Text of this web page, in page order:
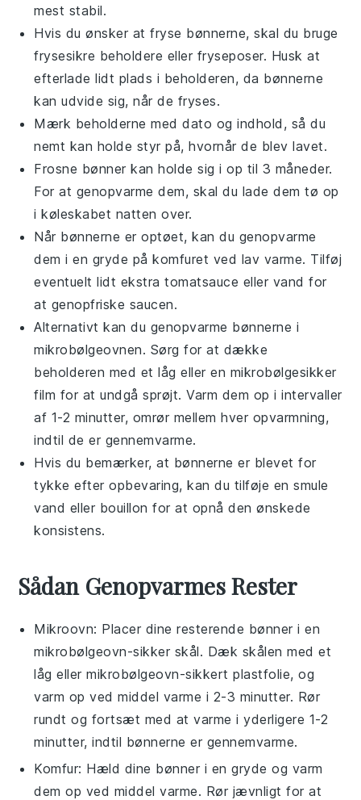
mest stabil.
Hvis du ønsker at fryse bønnerne, skal du bruge
frysesikre beholdere eller fryseposer. Husk at
efterlade lidt plads i beholderen, da bønnerne
kan udvide sig, når de fryses.
Mærk beholderne med dato og indhold, så du
nemt kan holde styr på, hvornår de blev lavet.
Frosne bønner kan holde sig i op til 3 måneder.
For at genopvarme dem, skal du lade dem tø op
i køleskabet natten over.
Når bønnerne er optøet, kan du genopvarme
dem i en gryde på komfuret ved lav varme. Tilføj
eventuelt lidt ekstratomatsauce eller vand for
at genopfriske saucen.
Alternativt kan du genopvarme bønnerne i
mikrobølgeovnen. Sørg for at dække
beholderen med et låg eller en mikrobølgesikker
film for at undgå sprøjt. Varm dem op i intervaller
af 1-2 minutter, omrør mellem hver opvarmning,
indtil de er gennemvarme.
Hvis du bemærker, at bønnerne er blevet for
tykke efter opbevaring, kan du tilføje en smule
vand eller bouillon for at opnå den ønskede
konsistens.
Sådan Genopvarmes Rester
Mikroovn: Placer dine resterende bønner i en
mikrobølgeovn-sikker skål. Dæk skålen med et
låg eller mikrobølgeovn-sikkert plastfolie, og
varm op ved middel varme i 2-3 minutter. Rør
rundt og fortsæt med at varme i yderligere 1-2
minutter, indtil bønnerne er gennemvarme.
Komfur: Hæld dine bønner i en gryde og varm
dem op ved middel varme. Rør jævnligt for at